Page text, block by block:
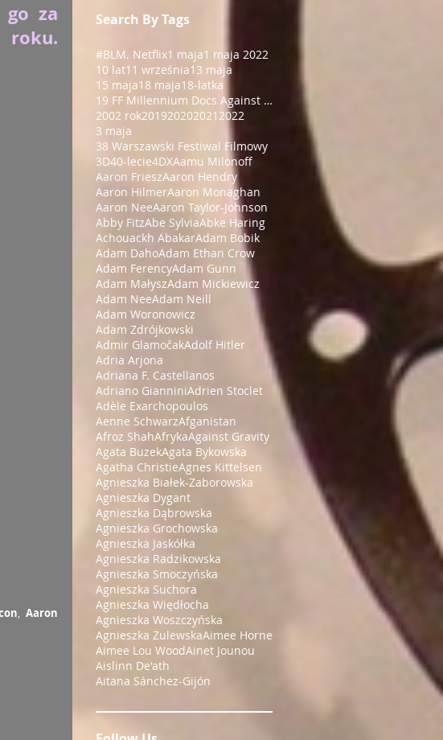
za
, Aaron
Search By Tags
#BLM. Netflix1 maja1 maja 2022
10 lat11 września13 maja
15 maja18 maja18-latka
19 FF Millennium Docs Against Gravity!
2002 rok201920202021 2022
3 maja
38 Warszawski Festiwal Filmowy
3D40-lecie4DXAamu Milonoff
Aaron FrieszAaron Hendry
Aaron HilmerAaron Monaghan
Aaron NeeAaron Taylor-Johnson
Abby FitzAbe SylviaAbke Haring
Achouackh AbakarAdam Bobik
Adam DahoAdam Ethan Crow
Adam FerencyAdam Gunn
Adam MałyszAdam Mickiewicz
Adam NeeAdam Neill
Adam Woronowicz
Adam Zdrójkowski
Admir GlamočakAdolf Hitler
Adria Arjona
Adriana F. Castellanos
Adriano GianniniAdrien Stoclet
Adèle Exarchopoulos
Aenne SchwarzAfganistan
Afroz ShahAfrykaAgainst Gravity
Agata BuzekAgata Bykowska
Agatha ChristieAgnes Kittelsen
Agnieszka Białek-Zaborowska
Agnieszka Dygant
Agnieszka Dąbrowska
Agnieszka Grochowska
Agnieszka Jaskółka
Agnieszka Radzikowska
Agnieszka Smoczyńska
Agnieszka Suchora
Agnieszka Więdłocha
Agnieszka Woszczyńska
Agnieszka ŻulewskaAimee Horne
Aimee Lou WoodAinet Jounou
Aislinn De'ath
Aitana Sánchez-Gijón